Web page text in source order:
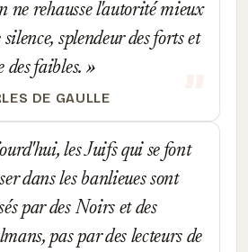
ne rehausse l'autorité mieux
silence, splendeur des forts et
des faibles.
DE GAULLE
les Juifs qui se font
dans les banlieues sont
par des Noirs et des
pas par des lecteurs de